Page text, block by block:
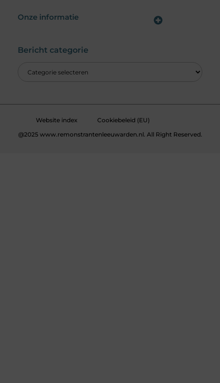
Onze informatie
Bericht categorie
Website index
Cookiebeleid (EU)
@2025 www.remonstrantenleeuwarden.nl. All Right Reserved.